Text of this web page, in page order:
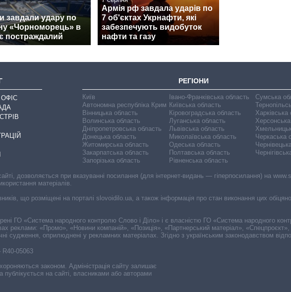
завдали удару по
«Чорноморець» в
постраждалий
Армія рф завдала ударів по
7 об'єктах Укрнафти, які
забезпечують видобуток
нафти та газу
РЕГІОНИ
Київ
Автономна республіка Крим
Вінницька область
Волинська область
Дніпропетровська область
Донецька область
Житомирська область
Закарпатська область
Запорізька область
Івано-Франківська область
Київська область
Кіровоградська область
Луганська область
Львівська область
Миколаївська область
Одеська область
Полтавська область
Рівненська область
Сумська
Харківська
Черкаська
R40-05063
законом. Адміністрація сайту залишає
на сайті, власниками або авторами
дозволяється при вказуванні посилання (для інтернет-видань — гіперпосилання) на
матеріалів.
що розміщені на порталі slovoidilo.ua, а також інформація про стан виконання цих
ГО «Система народного контролю Слово і Діло» і є власністю ГО «Система народного
реклами: «Промо», «Новини компаній», «Позиція», «Партнерський матеріал»,
судження, оприлюднені у рекламних матеріалах. Згідно з українським законодавством